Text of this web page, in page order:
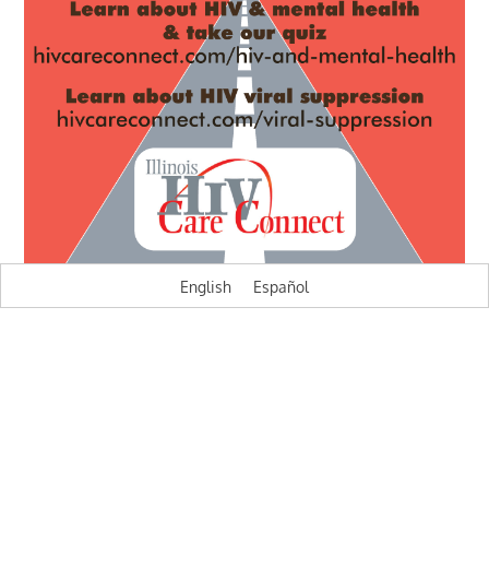
English Español